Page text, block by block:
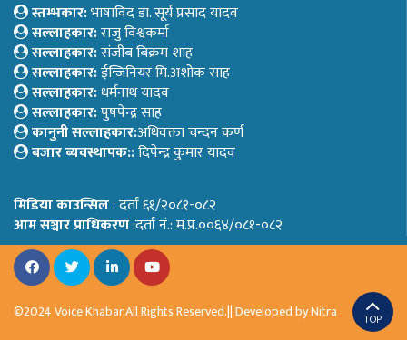
स्तम्भकार:भाषाविद डा. सूर्य प्रसाद यादव
सल्लाहकार:राजु विश्वकर्मा
सल्लाहकार:संजीब बिक्रम शाह
सल्लाहकार:ईन्जिनियर मि.अशोक साह
सल्लाहकार:धर्मनाथ यादव
सल्लाहकार:पुषपेन्द्र साह
कानुनी सल्लाहकार:अधिवक्ता चन्दन कर्ण
बजार ब्यवस्थापक::दिपेन्द्र कुमार यादव
मिडिया काउन्सिल: दर्ता ६१/२०८१-०८२
आम सञ्चार प्राधिकरण:दर्ता नं.: म.प्र.००६४/०८१-०८२
©2024 Voice Khabar,All Rights Reserved.|| Developed byNitra
TOP